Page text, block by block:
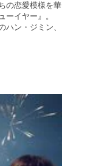
の恋愛模様を華
ーイヤー』。
ハン・ジミン、